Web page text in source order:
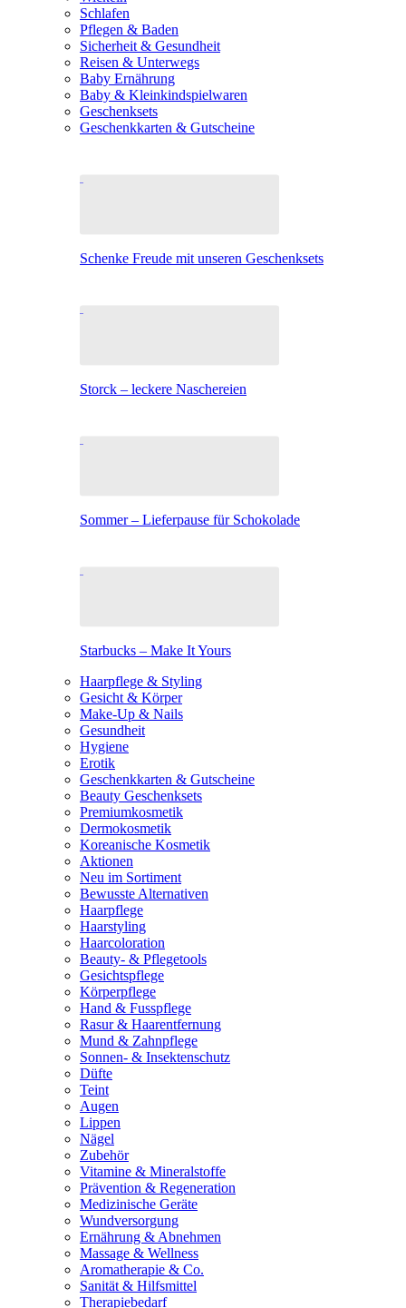
Schlafen
Pflegen & Baden
Sicherheit & Gesundheit
Reisen & Unterwegs
Baby Ernährung
Baby & Kleinkindspielwaren
Geschenksets
Geschenkkarten & Gutscheine
Schenke Freude mit unseren Geschenksets
Storck – leckere Naschereien
Sommer – Lieferpause für Schokolade
Starbucks – Make It Yours
Haarpflege & Styling
Gesicht & Körper
Make-Up & Nails
Gesundheit
Hygiene
Erotik
Geschenkkarten & Gutscheine
Beauty Geschenksets
Premiumkosmetik
Dermokosmetik
Koreanische Kosmetik
Aktionen
Neu im Sortiment
Bewusste Alternativen
Haarpflege
Haarstyling
Haarcoloration
Beauty- & Pflegetools
Gesichtspflege
Körperpflege
Hand & Fusspflege
Rasur & Haarentfernung
Mund & Zahnpflege
Sonnen- & Insektenschutz
Düfte
Teint
Augen
Lippen
Nägel
Zubehör
Vitamine & Mineralstoffe
Prävention & Regeneration
Medizinische Geräte
Wundversorgung
Ernährung & Abnehmen
Massage & Wellness
Aromatherapie & Co.
Sanität & Hilfsmittel
Therapiebedarf